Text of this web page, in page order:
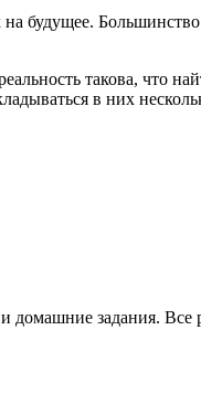
будущее.
такова, что
в них
задания.